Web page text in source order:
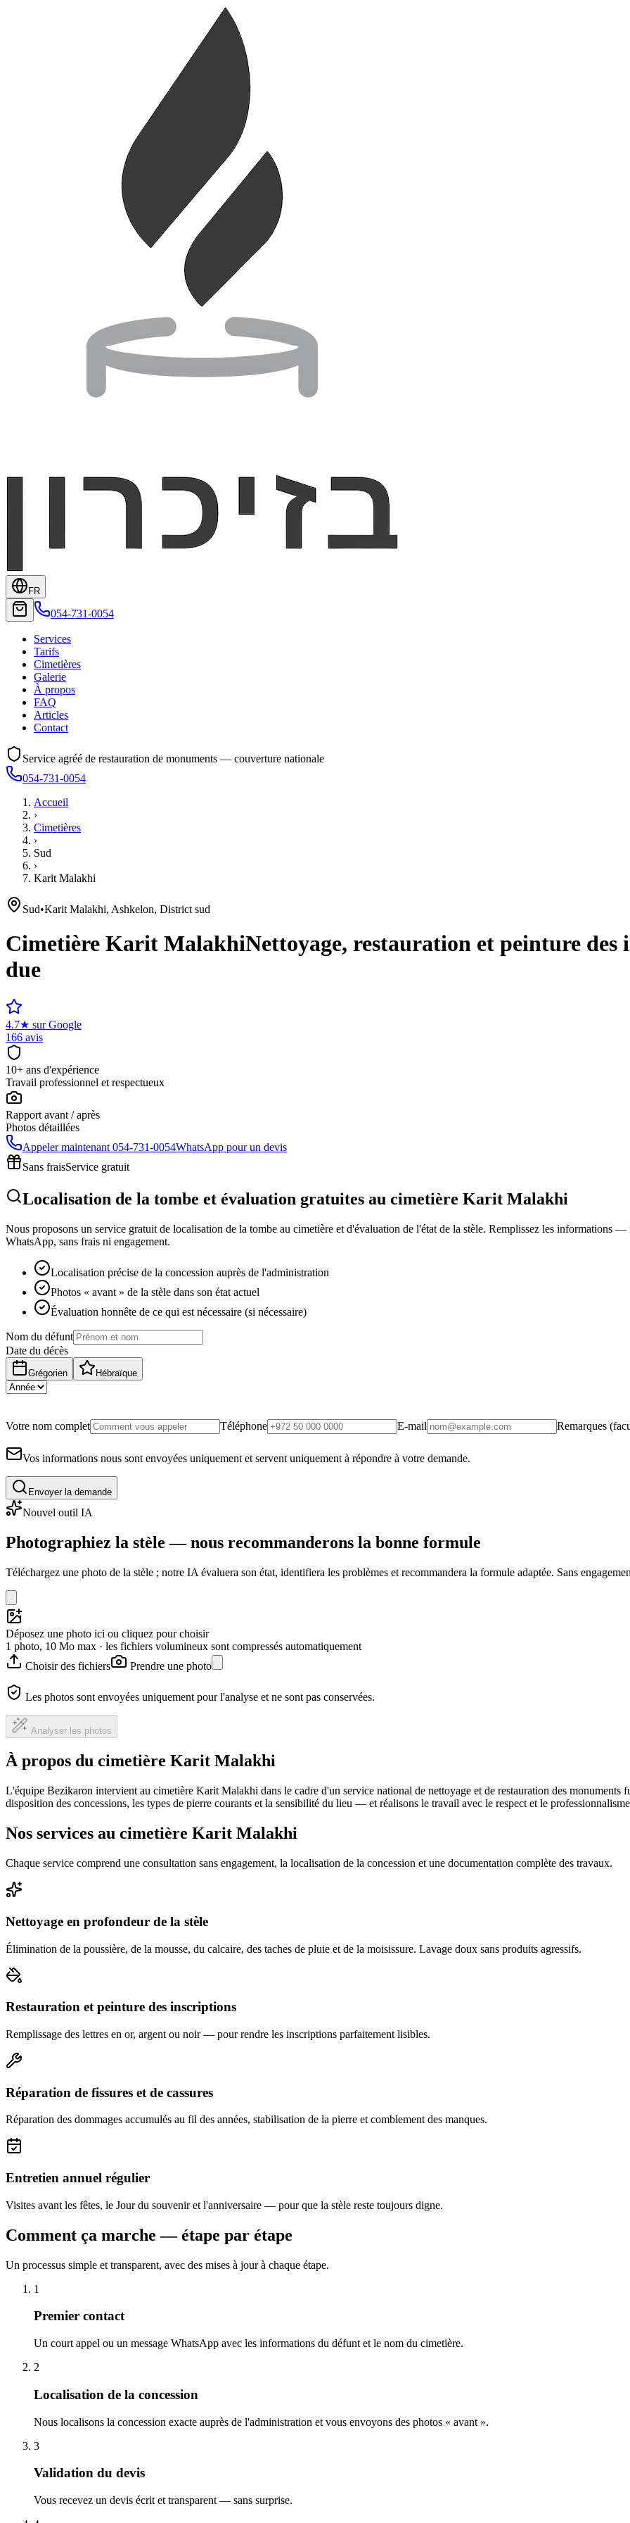
FR
054-731-0054
Services
Tarifs
Cimetières
Galerie
À propos
FAQ
Articles
Contact
Service agréé de restauration de monuments — couverture nationale
054-731-0054
Accueil
›
Cimetières
›
Sud
›
Karit Malakhi
Sud•Karit Malakhi, Ashkelon, District sud
Cimetière Karit MalakhiNettoyage, restauration et peinture
due
4.7★ sur Google
166 avis
10+ ans d'expérience
Travail professionnel et respectueux
Rapport avant / après
Photos détaillées
Appeler maintenant 054-731-0054WhatsApp pour un devis
Sans fraisService gratuit
Localisation de la tombe et évaluation gratuites au cimetière Karit Malakhi
Nous proposons un service gratuit de localisation de la tombe au cimetière et d'évaluation de l'état de la stèle. Remplissez les informations
WhatsApp, sans frais ni engagement.
Localisation précise de la concession auprès de l'administration
Photos « avant » de la stèle dans son état actuel
Évaluation honnête de ce qui est nécessaire (si nécessaire)
Nom du défunt
Date du décès
Grégorien Hébraïque
Votre nom complet Téléphone E-mail Remarques
Vos informations nous sont envoyées uniquement et servent uniquement à répondre à votre demande.
Envoyer la demande
Nouvel outil IA
Photographiez la stèle — nous recommanderons la bonne formule
Téléchargez une photo de la stèle ; notre IA évaluera son état, identifiera les problèmes et recommandera la formule adaptée. Sans
Déposez une photo ici ou cliquez pour choisir
1 photo, 10 Mo max · les fichiers volumineux sont compressés automatiquement
Choisir des fichiers
Prendre une photo
Les photos sont envoyées uniquement pour l'analyse et ne sont pas conservées.
Analyser les photos
À propos du cimetière Karit Malakhi
L'équipe Bezikaron intervient au cimetière Karit Malakhi dans le cadre d'un service national de nettoyage et de restauration des monuments
disposition des concessions, les types de pierre courants et la sensibilité du lieu — et réalisons le travail avec le respect et le
Nos services au cimetière Karit Malakhi
Chaque service comprend une consultation sans engagement, la localisation de la concession et une documentation complète des travaux.
Nettoyage en profondeur de la stèle
Élimination de la poussière, de la mousse, du calcaire, des taches de pluie et de la moisissure. Lavage doux sans produits agressifs.
Restauration et peinture des inscriptions
Remplissage des lettres en or, argent ou noir — pour rendre les inscriptions parfaitement lisibles.
Réparation de fissures et de cassures
Réparation des dommages accumulés au fil des années, stabilisation de la pierre et comblement des manques.
Entretien annuel régulier
Visites avant les fêtes, le Jour du souvenir et l'anniversaire — pour que la stèle reste toujours digne.
Comment ça marche — étape par étape
Un processus simple et transparent, avec des mises à jour à chaque étape.
1
Premier contact
Un court appel ou un message WhatsApp avec les informations du défunt et le nom du cimetière.
2
Localisation de la concession
Nous localisons la concession exacte auprès de l'administration et vous envoyons des photos « avant ».
3
Validation du devis
Vous recevez un devis écrit et transparent — sans surprise.